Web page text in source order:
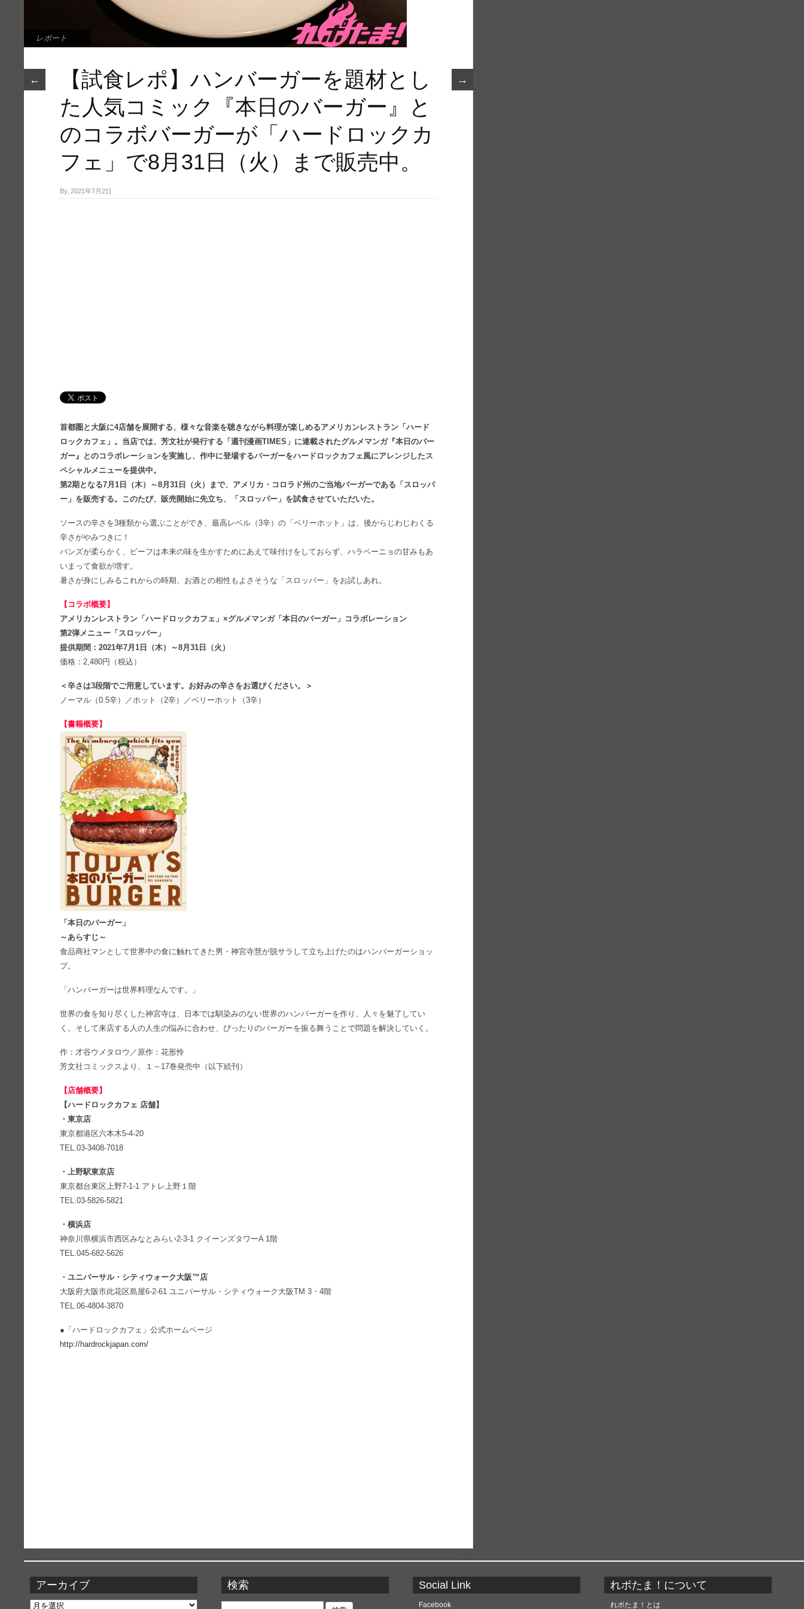
レポート
← →
【試食レポ】ハンバーガーを題材とし
た人気コミック『本日のバーガー』と
のコラボバーガーが「ハードロックカ
フェ」で8月31日（火）まで販売中。
By, 2021年7月2日
首都圏と大阪に4店舗を展開する、様々な音楽を聴きながら料理が楽しめるアメリカンレストラン「ハード
ロックカフェ」。当店では、芳文社が発行する「週刊漫画TIMES」に連載されたグルメマンガ『本日のバー
ガー』とのコラボレーションを実施し、作中に登場するバーガーをハードロックカフェ風にアレンジしたス
ペシャルメニューを提供中。
第2期となる7月1日（木）～8月31日（火）まで、アメリカ・コロラド州のご当地バーガーである「スロッパ
ー」を販売する。このたび、販売開始に先立ち、「スロッパー」を試食させていただいた。
ソースの辛さを3種類から選ぶことができ、最高レベル（3辛）の「ベリーホット」は、後からじわじわくる
辛さがやみつきに！
バンズが柔らかく、ビーフは本来の味を生かすためにあえて味付けをしておらず、ハラペーニョの甘みもあ
いまって食欲が増す。
暑さが身にしみるこれからの時期、お酒との相性もよさそうな「スロッパー」をお試しあれ。
【コラボ概要】
アメリカンレストラン「ハードロックカフェ」×グルメマンガ「本日のバーガー」コラボレーション
第2弾メニュー「スロッパー」
提供期間：2021年7月1日（木）～8月31日（火）
価格：2,480円（税込）
＜辛さは3段階でご用意しています。お好みの辛さをお選びください。＞
ノーマル（0.5辛）／ホット（2辛）／ベリーホット（3辛）
【書籍概要】
「本日のバーガー」
～あらすじ～
食品商社マンとして世界中の食に触れてきた男・神宮寺慧が脱サラして立ち上げたのはハンバーガーショッ
プ。
「ハンバーガーは世界料理なんです。」
世界の食を知り尽くした神宮寺は、日本では馴染みのない世界のハンバーガーを作り、人々を魅了してい
く。そして来店する人の人生の悩みに合わせ、ぴったりのバーガーを振る舞うことで問題を解決していく。
作：才谷ウメタロウ／原作：花形怜
芳文社コミックスより、１～17巻発売中（以下続刊）
【店舗概要】
【ハードロックカフェ 店舗】
・東京店
東京都港区六本木5-4-20
TEL.03-3408-7018
・上野駅東京店
東京都台東区上野7‐1-1 アトレ上野１階
TEL.03-5826-5821
・横浜店
神奈川県横浜市⻄区みなとみらい2-3-1 クイーンズタワーA 1階
TEL.045-682-5626
・ユニバーサル・シティウォーク大阪™店
大阪府大阪市此花区島屋6-2-61 ユニバーサル・シティウォーク大阪TM 3・4階
TEL.06-4804-3870
●「ハードロックカフェ」公式ホームページ
http://hardrockjapan.com/
アーカイブ
ア
検索
検
Social Link
Facebook
れポたま！について
れポたま！とは